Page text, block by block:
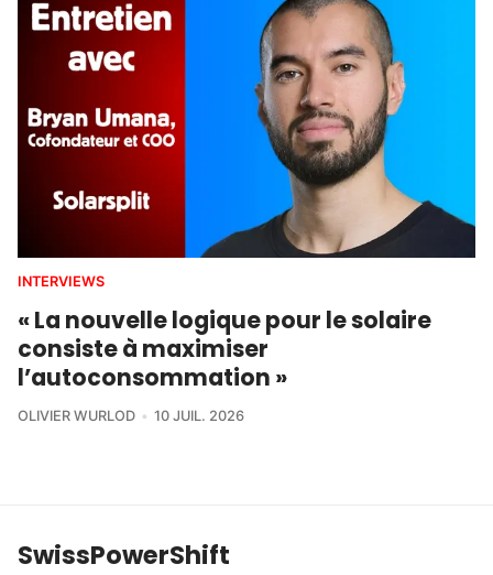
INTERVIEWS
« La nouvelle logique pour le solaire
consiste à maximiser
l’autoconsommation »
OLIVIER WURLOD 10 JUIL. 2026
SwissPowerShift